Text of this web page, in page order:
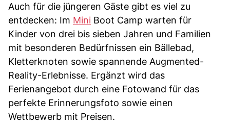
Auch für die jüngeren Gäste gibt es viel zu
entdecken: Im Mini Boot Camp warten für
Kinder von drei bis sieben Jahren und Familien
mit besonderen Bedürfnissen ein Bällebad,
Kletterknoten sowie spannende Augmented-
Reality-Erlebnisse. Ergänzt wird das
Ferienangebot durch eine Fotowand für das
perfekte Erinnerungsfoto sowie einen
Wettbewerb mit Preisen.